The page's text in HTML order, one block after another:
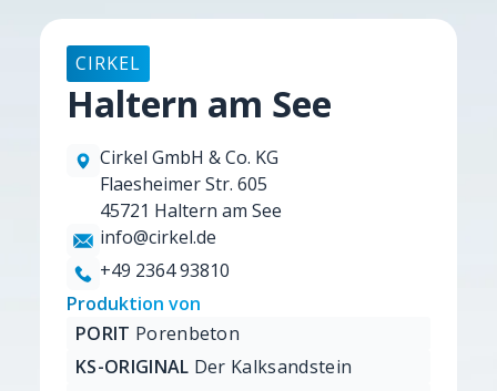
CIRKEL
Haltern am See
Cirkel GmbH & Co. KG
Flaesheimer Str. 605
45721 Haltern am See
info@cirkel.de
+49 2364 93810
Produktion von
PORIT Porenbeton
KS-ORIGINAL Der Kalksandstein